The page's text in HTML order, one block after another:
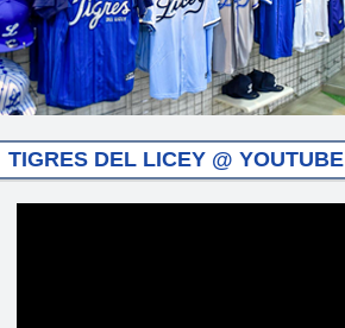
TIGRES DEL LICEY @ YOUTUBE